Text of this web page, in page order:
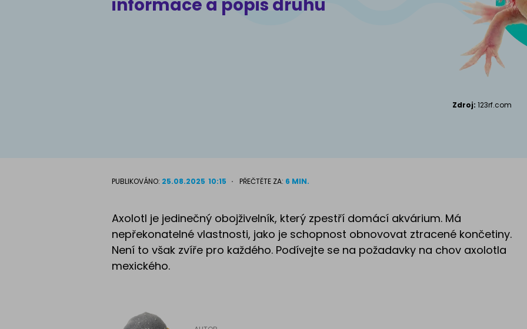
Kanadský
Zdroj: 123rf.com
informace a popis druhu
PUBLIKOVÁNO: 25.08.2025 10:15 PŘEČTĚTE ZA: 6 MIN.
Axolotl je jedinečný obojživelník, který zpestří domácí akvárium. Má
nepřekonatelné vlastnosti, jako je schopnost obnovovat ztracené končetiny.
Není to však zvíře pro každého. Podívejte se na požadavky na chov axolotla
mexického.